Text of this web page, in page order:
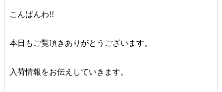
こんばんわ!!
本日もご覧頂きありがとうございます。
入荷情報をお伝えしていきます。